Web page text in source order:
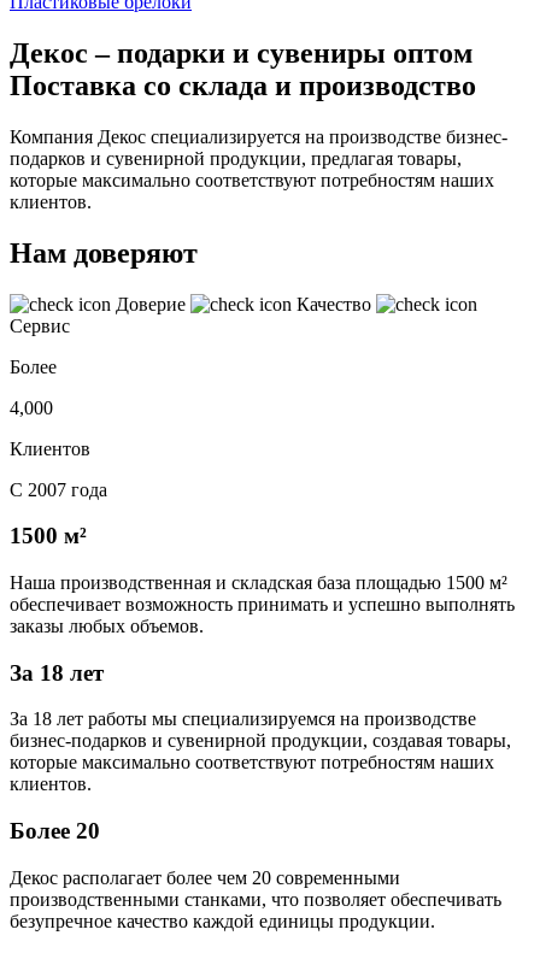
Декос – подарки и сувениры оптом
Поставка со склада и производство
Компания Декос специализируется на производстве бизнес-
подарков и сувенирной продукции, предлагая товары,
которые максимально соответствуют потребностям наших
клиентов.
Нам доверяют
Доверие
Качество
Сервис
Более
4,000
Клиентов
С 2007 года
1500 м²
Наша производственная и складская база площадью 1500 м²
обеспечивает возможность принимать и успешно выполнять
заказы любых объемов.
За 18 лет
За 18 лет работы мы специализируемся на производстве
бизнес-подарков и сувенирной продукции, создавая товары,
которые максимально соответствуют потребностям наших
клиентов.
Более 20
Декос располагает более чем 20 современными
производственными станками, что позволяет обеспечивать
безупречное качество каждой единицы продукции.